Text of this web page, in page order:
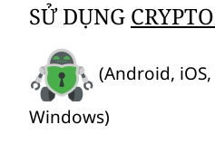
SỬ DỤNG
(Android,
Windows)